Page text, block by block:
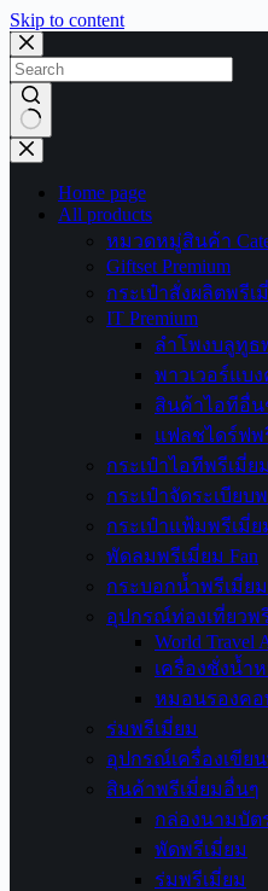
Skip to content
No
results
Home page
All products
หมวดหมู่สินค้า
Giftset Premium
กระเป๋าสั่งผลิตพรีเมี่
IT Premium
ลำโพงบลูทูธพ
พาวเวอร์แบง
สินค้าไอทีอื่น
แฟลชไดร์ฟพ
กระเป๋าไอทีพรีเมี่ย
กระเป๋าจัดระเบียบ
กระเป๋าแฟ้มพรีเมี่ย
พัดลมพรีเมี่ยม Fan
กระบอกน้ำพรีเมี่ยม
อุปกรณ์ท่องเที่ยวพ
World Travel
เครื่องชั่งน้ำ
หมอนรองคอ
ร่มพรีเมี่ยม
อุปกรณ์เครื่องเขีย
สินค้าพรีเมี่ยมอื่นๆ
กล่องนามบัต
พัดพรีเมี่ยม
ร่มพรีเมี่ยม